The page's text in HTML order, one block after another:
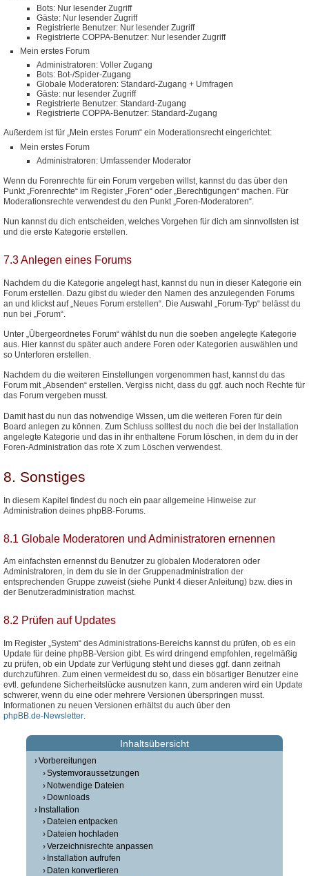
Bots: Nur lesender Zugriff
Gäste: Nur lesender Zugriff
Registrierte Benutzer: Nur lesender Zugriff
Registrierte COPPA-Benutzer: Nur lesender Zugriff
Mein erstes Forum
Administratoren: Voller Zugang
Bots: Bot-/Spider-Zugang
Globale Moderatoren: Standard-Zugang + Umfragen
Gäste: nur lesender Zugriff
Registrierte Benutzer: Standard-Zugang
Registrierte COPPA-Benutzer: Standard-Zugang
Außerdem ist für „Mein erstes Forum“ ein Moderationsrecht eingerichtet:
Mein erstes Forum
Administratoren: Umfassender Moderator
Wenn du Forenrechte für ein Forum vergeben willst, kannst du das über den
Punkt „Forenrechte“ im Register „Foren“ oder „Berechtigungen“ machen. Für
Moderationsrechte verwendest du den Punkt „Foren-Moderatoren“.
Nun kannst du dich entscheiden, welches Vorgehen für dich am sinnvollsten ist
und die erste Kategorie erstellen.
7.3 Anlegen eines Forums
Nachdem du die Kategorie angelegt hast, kannst du nun in dieser Kategorie ein
Forum erstellen. Dazu gibst du wieder den Namen des anzulegenden Forums
an und klickst auf „Neues Forum erstellen“. Die Auswahl „Forum-Typ“ belässt du
nun bei „Forum“.
Unter „Übergeordnetes Forum“ wählst du nun die soeben angelegte Kategorie
aus. Hier kannst du später auch andere Foren oder Kategorien auswählen und
so Unterforen erstellen.
Nachdem du die weiteren Einstellungen vorgenommen hast, kannst du das
Forum mit „Absenden“ erstellen. Vergiss nicht, dass du ggf. auch noch Rechte für
das Forum vergeben musst.
Damit hast du nun das notwendige Wissen, um die weiteren Foren für dein
Board anlegen zu können. Zum Schluss solltest du noch die bei der Installation
angelegte Kategorie und das in ihr enthaltene Forum löschen, in dem du in der
Foren-Administration das rote X zum Löschen verwendest.
8. Sonstiges
In diesem Kapitel findest du noch ein paar allgemeine Hinweise zur
Administration deines phpBB-Forums.
8.1 Globale Moderatoren und Administratoren ernennen
Am einfachsten ernennst du Benutzer zu globalen Moderatoren oder
Administratoren, in dem du sie in der Gruppenadministration der
entsprechenden Gruppe zuweist (siehe Punkt 4 dieser Anleitung) bzw. dies in
der Benutzeradministration machst.
8.2 Prüfen auf Updates
Im Register „System“ des Administrations-Bereichs kannst du prüfen, ob es ein
Update für deine phpBB-Version gibt. Es wird dringend empfohlen, regelmäßig
zu prüfen, ob ein Update zur Verfügung steht und dieses ggf. dann zeitnah
durchzuführen. Zum einen vermeidest du so, dass ein bösartiger Benutzer eine
evtl. gefundene Sicherheitslücke ausnutzen kann, zum anderen wird ein Update
schwerer, wenn du eine oder mehrere Versionen überspringen musst.
Informationen zu neuen Versionen erhältst du auch über den
phpBB.de-Newsletter.
Inhaltsübersicht
Vorbereitungen
Systemvoraussetzungen
Notwendige Dateien
Downloads
Installation
Dateien entpacken
Dateien hochladen
Verzeichnisrechte anpassen
Installation aufrufen
Daten konvertieren